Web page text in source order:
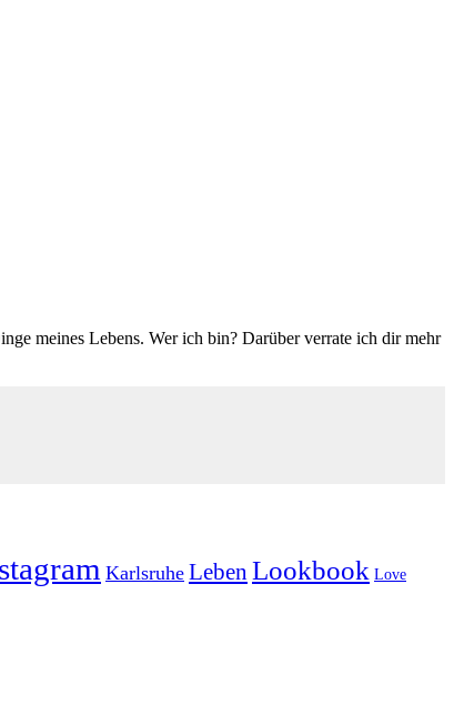
meines Lebens. Wer ich bin? Darüber verrate ich dir mehr
Karlsruhe Leben Lookbook Love